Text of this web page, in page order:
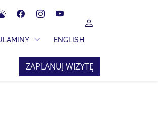
ROZWIJANE
PRZEŁĄCZ MENU ROZWIJANE
ENGLISH
ZAPLANUJ WIZYTĘ
MeteoFacebookInstagramYouTube